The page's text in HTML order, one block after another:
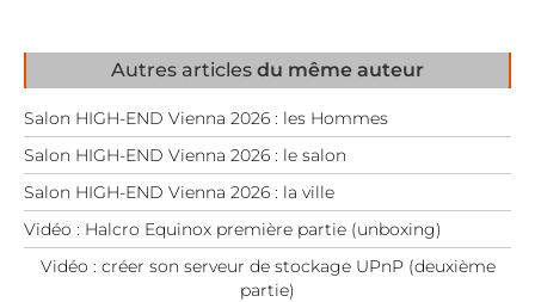
Autres articles du même auteur
Salon HIGH-END Vienna 2026 : les Hommes
Salon HIGH-END Vienna 2026 : le salon
Salon HIGH-END Vienna 2026 : la ville
Vidéo : Halcro Equinox première partie (unboxing)
Vidéo : créer son serveur de stockage UPnP (deuxième
partie)